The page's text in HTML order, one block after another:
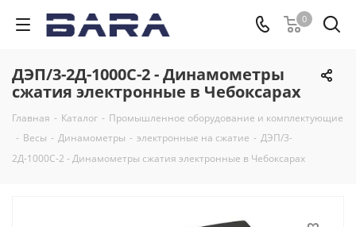
0
ДЭП/3-2Д-1000С-2 - Динамометры
сжатия электронные в Чебоксарах
Главная - Каталог - Промышленное оборудование и комплектующие
- Весы - Динамометры - электронные на сжатие - ДЭП/3-
2Д-1000С-2 - Динамометры сжатия электронные в Чебоксарах